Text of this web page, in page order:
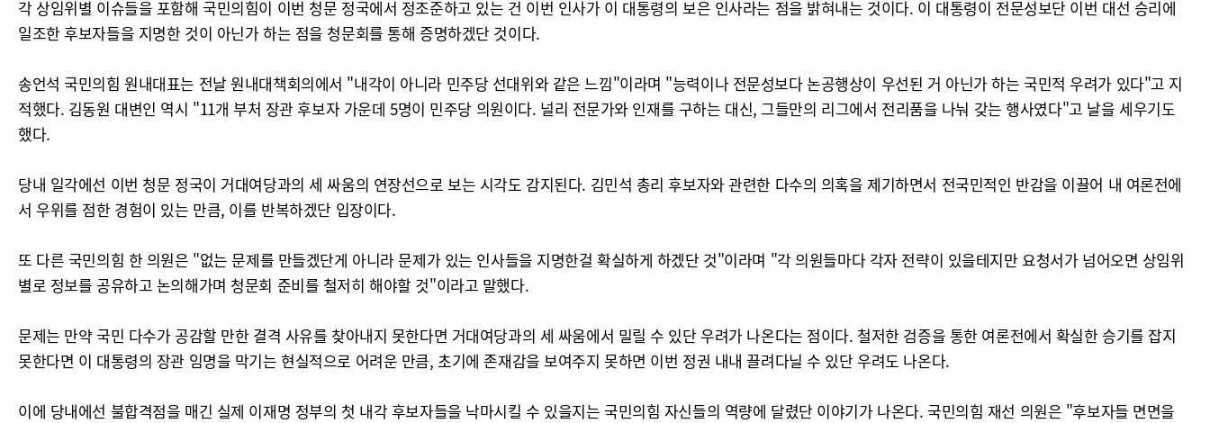
각 상임위별 이슈들을 포함해 국민의힘이 이번 청문 정국에서 정조준하고 있는 건 이번 인사가 이 대통령의 보은 인사라는 점을 밝혀내는 것이다. 이 대통령이 전문성보단 이번 대선 승리에
일조한 후보자들을 지명한 것이 아닌가 하는 점을 청문회를 통해 증명하겠단 것이다.
송언석 국민의힘 원내대표는 전날 원내대책회의에서 "내각이 아니라 민주당 선대위와 같은 느낌"이라며 "능력이나 전문성보다 논공행상이 우선된 거 아닌가 하는 국민적 우려가 있다"고 지
적했다. 김동원 대변인 역시 "11개 부처 장관 후보자 가운데 5명이 민주당 의원이다. 널리 전문가와 인재를 구하는 대신, 그들만의 리그에서 전리품을 나눠 갖는 행사였다"고 날을 세우기도
했다.
당내 일각에선 이번 청문 정국이 거대여당과의 세 싸움의 연장선으로 보는 시각도 감지된다. 김민석 총리 후보자와 관련한 다수의 의혹을 제기하면서 전국민적인 반감을 이끌어 내 여론전에
서 우위를 점한 경험이 있는 만큼, 이를 반복하겠단 입장이다.
또 다른 국민의힘 한 의원은 "없는 문제를 만들겠단게 아니라 문제가 있는 인사들을 지명한걸 확실하게 하겠단 것"이라며 "각 의원들마다 각자 전략이 있을테지만 요청서가 넘어오면 상임위
별로 정보를 공유하고 논의해가며 청문회 준비를 철저히 해야할 것"이라고 말했다.
문제는 만약 국민 다수가 공감할 만한 결격 사유를 찾아내지 못한다면 거대여당과의 세 싸움에서 밀릴 수 있단 우려가 나온다는 점이다. 철저한 검증을 통한 여론전에서 확실한 승기를 잡지
못한다면 이 대통령의 장관 임명을 막기는 현실적으로 어려운 만큼, 초기에 존재감을 보여주지 못하면 이번 정권 내내 끌려다닐 수 있단 우려도 나온다.
이에 당내에선 불합격점을 매긴 실제 이재명 정부의 첫 내각 후보자들을 낙마시킬 수 있을지는 국민의힘 자신들의 역량에 달렸단 이야기가 나온다. 국민의힘 재선 의원은 "후보자들 면면을